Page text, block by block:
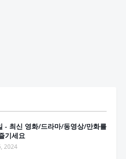
- 최신 영화/드라마/동영상/만화를
기세요
2024